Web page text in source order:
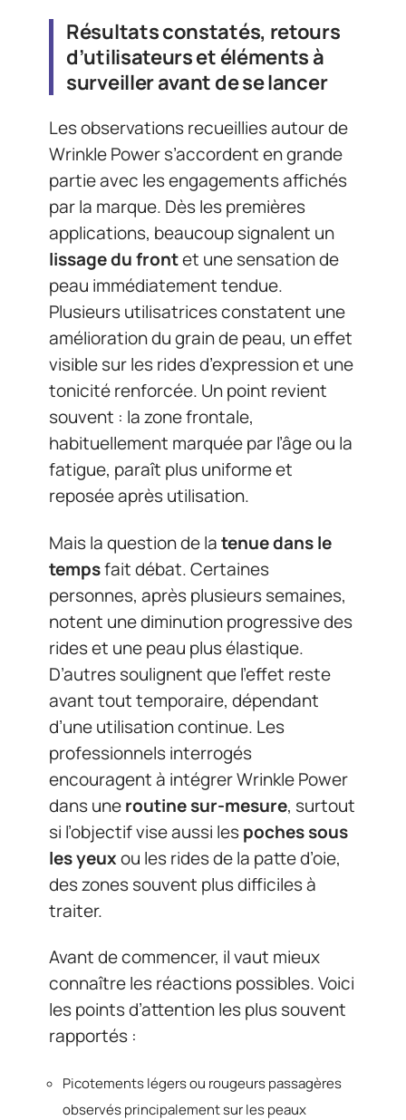
Résultats constatés, retours
d’utilisateurs et éléments à
surveiller avant de se lancer
Les observations recueillies autour de
Wrinkle Power s’accordent en grande
partie avec les engagements affichés
par la marque. Dès les premières
applications, beaucoup signalent un
lissage du frontet une sensation de
peau immédiatement tendue.
Plusieurs utilisatrices constatent une
amélioration du grain de peau, un effet
visible sur les rides d’expression et une
tonicité renforcée. Un point revient
souvent : la zone frontale,
habituellement marquée par l’âge ou la
fatigue, paraît plus uniforme et
reposée après utilisation.
Mais la question de latenue dans le
tempsfait débat. Certaines
personnes, après plusieurs semaines,
notent une diminution progressive des
rides et une peau plus élastique.
D’autres soulignent que l’effet reste
avant tout temporaire, dépendant
d’une utilisation continue. Les
professionnels interrogés
encouragent à intégrer Wrinkle Power
dans uneroutine sur-mesure, surtout
si l’objectif vise aussi lespoches sous
les yeuxou les rides de la patte d’oie,
des zones souvent plus difficiles à
traiter.
Avant de commencer, il vaut mieux
connaître les réactions possibles. Voici
les points d’attention les plus souvent
rapportés :
Picotements légers ou rougeurs passagères
observés principalement sur les peaux